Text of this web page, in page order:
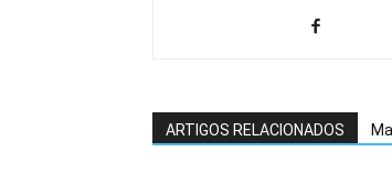
ARTIGOS RELACIONADOS